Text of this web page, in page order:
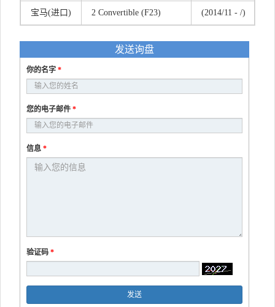
宝马(进口) 2 Convertible (F23) (2014/11 - /)
发送询盘
你的名字 *
您的电子邮件 *
信息 *
验证码 *
发送